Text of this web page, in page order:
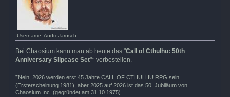
Username: AndreJarosch
Bei Chaosium kann man ab heute das "Call of Cthulhu: 50th
Anniversary Slipcase Set"* vorbestellen.
*Nein, 2026 werden erst 45 Jahre CALL OF CTHULHU RPG sein
(Ersterscheinung 1981), aber 2025 auf 2026 ist das 50. Jubiläum von
Chaosium Inc. (gegründet am 31.10.1975).